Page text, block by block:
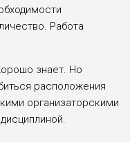
Работа
знает. Но
расположения
организаторскими